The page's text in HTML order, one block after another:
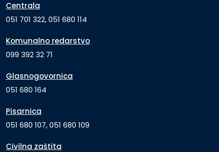
Centrala
051 701 322, 051 680 114
Komunalno redarstvo
099 392 32 71
Glasnogovornica
051 680 164
Pisarnica
051 680 107, 051 680 109
Civilna zaštita